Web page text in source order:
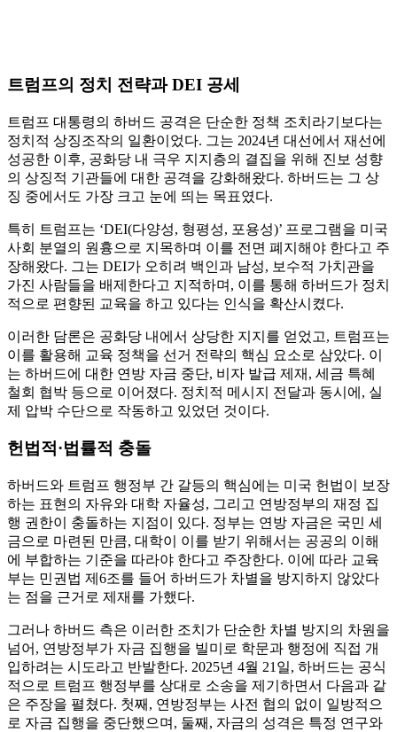
트럼프의 정치 전략과 DEI 공세
트럼프 대통령의 하버드 공격은 단순한 정책 조치라기보다는
정치적 상징조작의 일환이었다. 그는 2024년 대선에서 재선에
성공한 이후, 공화당 내 극우 지지층의 결집을 위해 진보 성향
의 상징적 기관들에 대한 공격을 강화해왔다. 하버드는 그 상
징 중에서도 가장 크고 눈에 띄는 목표였다.
특히 트럼프는 ‘DEI(다양성, 형평성, 포용성)’ 프로그램을 미국
사회 분열의 원흉으로 지목하며 이를 전면 폐지해야 한다고 주
장해왔다. 그는 DEI가 오히려 백인과 남성, 보수적 가치관을
가진 사람들을 배제한다고 지적하며, 이를 통해 하버드가 정치
적으로 편향된 교육을 하고 있다는 인식을 확산시켰다.
이러한 담론은 공화당 내에서 상당한 지지를 얻었고, 트럼프는
이를 활용해 교육 정책을 선거 전략의 핵심 요소로 삼았다. 이
는 하버드에 대한 연방 자금 중단, 비자 발급 제재, 세금 특혜
철회 협박 등으로 이어졌다. 정치적 메시지 전달과 동시에, 실
제 압박 수단으로 작동하고 있었던 것이다.
헌법적·법률적 충돌
하버드와 트럼프 행정부 간 갈등의 핵심에는 미국 헌법이 보장
하는 표현의 자유와 대학 자율성, 그리고 연방정부의 재정 집
행 권한이 충돌하는 지점이 있다. 정부는 연방 자금은 국민 세
금으로 마련된 만큼, 대학이 이를 받기 위해서는 공공의 이해
에 부합하는 기준을 따라야 한다고 주장한다. 이에 따라 교육
부는 민권법 제6조를 들어 하버드가 차별을 방지하지 않았다
는 점을 근거로 제재를 가했다.
그러나 하버드 측은 이러한 조치가 단순한 차별 방지의 차원을
넘어, 연방정부가 자금 집행을 빌미로 학문과 행정에 직접 개
입하려는 시도라고 반발한다. 2025년 4월 21일, 하버드는 공식
적으로 트럼프 행정부를 상대로 소송을 제기하면서 다음과 같
은 주장을 펼쳤다. 첫째, 연방정부는 사전 협의 없이 일방적으
로 자금 집행을 중단했으며, 둘째, 자금의 성격은 특정 연구와